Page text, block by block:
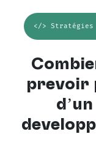
</>
prévoir